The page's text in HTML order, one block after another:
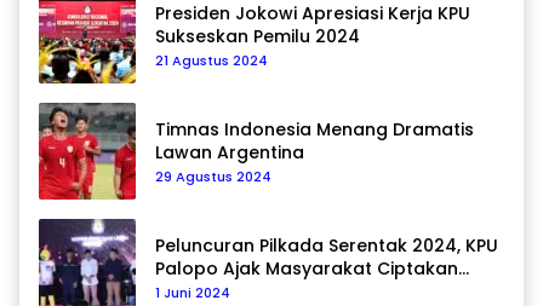
Presiden Jokowi Apresiasi Kerja KPU
Sukseskan Pemilu 2024
21 Agustus 2024
Timnas Indonesia Menang Dramatis
Lawan Argentina
29 Agustus 2024
Peluncuran Pilkada Serentak 2024, KPU
Palopo Ajak Masyarakat Ciptakan
Pilkada Damai
1 Juni 2024